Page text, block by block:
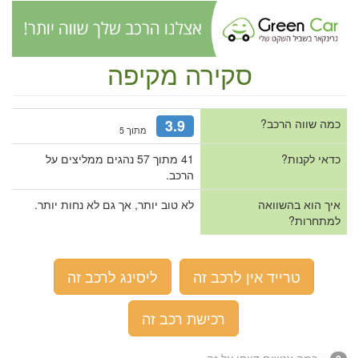
סקירה מקיפה
כמה שווה הרכב? 3.9 מתוך 5
כדאי לקנות?
41 מתוך 57 נהגים ממליצים על
הרכב.
איך הוא בהשוואה
למתחרות?
לא טוב יותר, אך גם לא נחות יותר.
טרייד אין לרכב זה
ליסינג לרכב זה
רכישת רכב זה